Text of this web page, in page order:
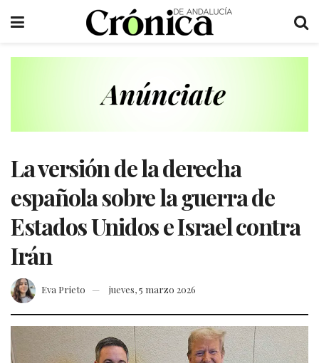
La versión de la derecha
española sobre la guerra de
Estados Unidos e Israel contra
Irán
Eva Prieto jueves, 5 marzo 2026